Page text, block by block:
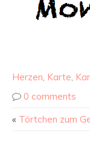
Herzen, Karte,
0 comments
« Törtchen zum